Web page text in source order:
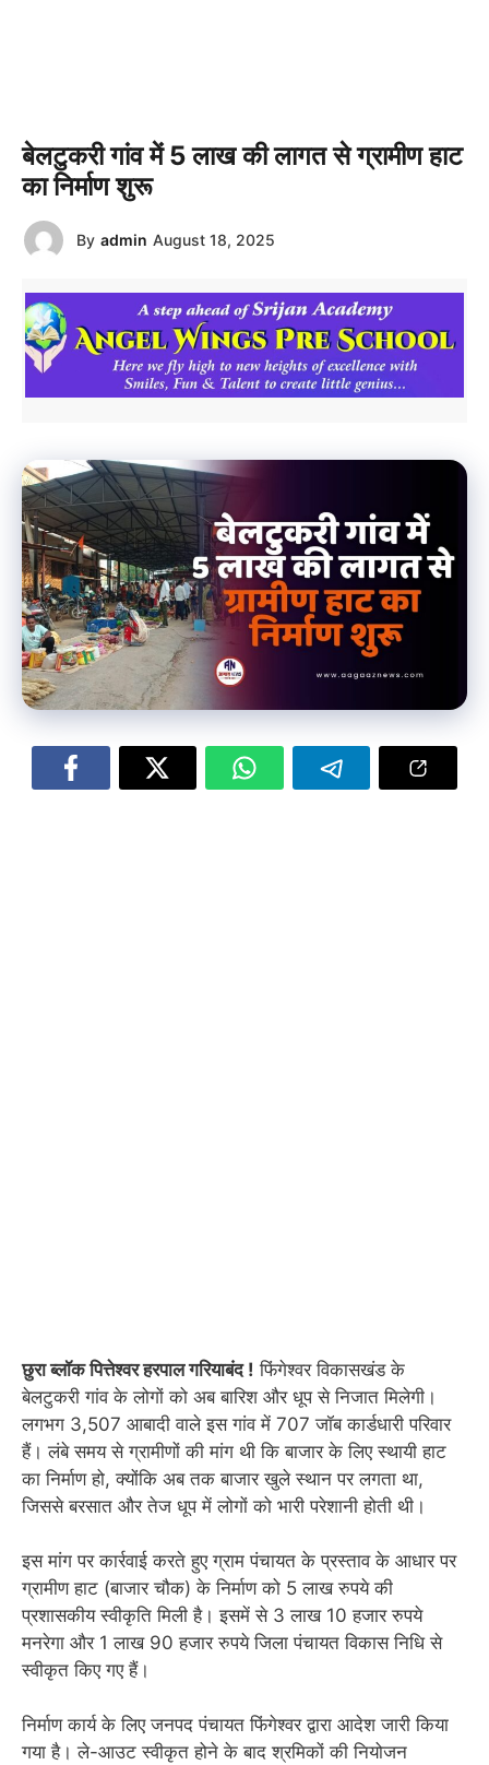
बेलटुकरी गांव में 5 लाख की लागत से ग्रामीण हाट
का निर्माण शुरू
By admin August 18, 2025
छुरा ब्लॉक पित्तेश्वर हरपाल गरियाबंद ! फिंगेश्वर विकासखंड के
बेलटुकरी गांव के लोगों को अब बारिश और धूप से निजात मिलेगी।
लगभग 3,507 आबादी वाले इस गांव में 707 जॉब कार्डधारी परिवार
हैं। लंबे समय से ग्रामीणों की मांग थी कि बाजार के लिए स्थायी हाट
का निर्माण हो, क्योंकि अब तक बाजार खुले स्थान पर लगता था,
जिससे बरसात और तेज धूप में लोगों को भारी परेशानी होती थी।
इस मांग पर कार्रवाई करते हुए ग्राम पंचायत के प्रस्ताव के आधार पर
ग्रामीण हाट (बाजार चौक) के निर्माण को 5 लाख रुपये की
प्रशासकीय स्वीकृति मिली है। इसमें से 3 लाख 10 हजार रुपये
मनरेगा और 1 लाख 90 हजार रुपये जिला पंचायत विकास निधि से
स्वीकृत किए गए हैं।
निर्माण कार्य के लिए जनपद पंचायत फिंगेश्वर द्वारा आदेश जारी किया
गया है। ले-आउट स्वीकृत होने के बाद श्रमिकों की नियोजन